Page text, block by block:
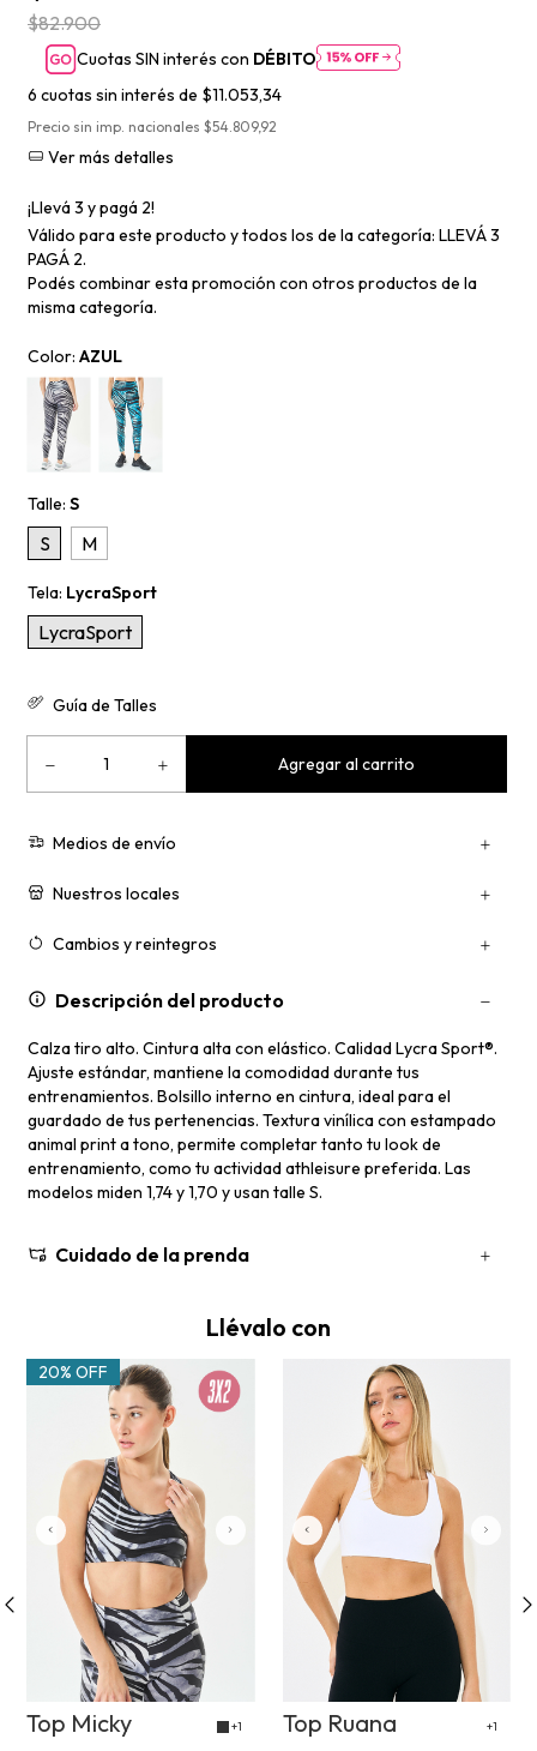
$82.900
Cuotas SIN interés con DÉBITO
6 cuotas sin interés de $11.053,34
Precio sin imp. nacionales $54.809,92
Ver más detalles
¡Llevá 3 y pagá 2!
Válido para este producto y todos los de la categoría: LLEVÁ 3
PAGÁ 2.
Podés combinar esta promoción con otros productos de la
misma categoría.
Color: AZUL
Talle: S
S M
Tela: LycraSport
LycraSport
Guía de Talles
Medios de envío
Nuestros locales
Cambios y reintegros
Descripción del producto
Calza tiro alto. Cintura alta con elástico. Calidad Lycra Sport®.
Ajuste estándar, mantiene la comodidad durante tus
entrenamientos. Bolsillo interno en cintura, ideal para el
guardado de tus pertenencias. Textura vinílica con estampado
animal print a tono, permite completar tanto tu look de
entrenamiento, como tu actividad athleisure preferida. Las
modelos miden 1,74 y 1,70 y usan talle S.
Cuidado de la prenda
Llévalo con
20% OFF
Top Micky +1 Top Ruana +1